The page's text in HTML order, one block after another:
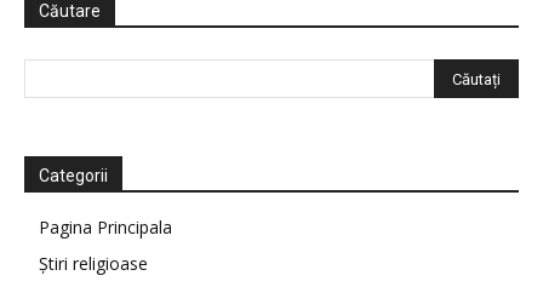
Căutare
Categorii
Pagina Principala
Știri religioase